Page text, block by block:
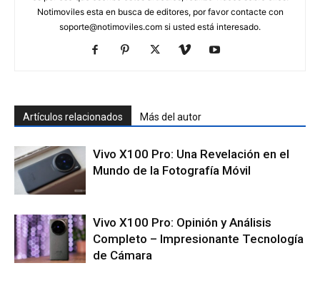
Notimoviles esta en busca de editores, por favor contacte con
soporte@notimoviles.com si usted está interesado.
Artículos relacionados Más del autor
Vivo X100 Pro: Una Revelación en el
Mundo de la Fotografía Móvil
Vivo X100 Pro: Opinión y Análisis
Completo – Impresionante Tecnología
de Cámara